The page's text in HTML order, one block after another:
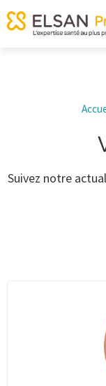
Suivez notre